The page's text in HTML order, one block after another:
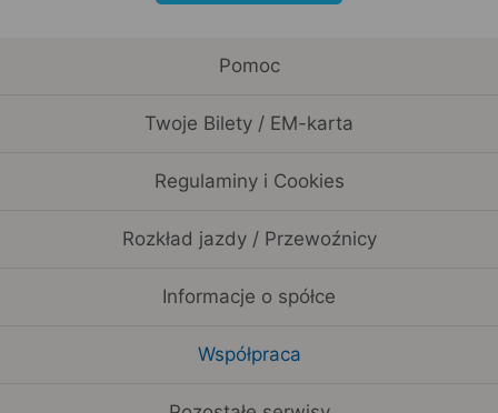
Pomoc
Twoje Bilety / EM-karta
Regulaminy i Cookies
Rozkład jazdy / Przewoźnicy
Informacje o spółce
Współpraca